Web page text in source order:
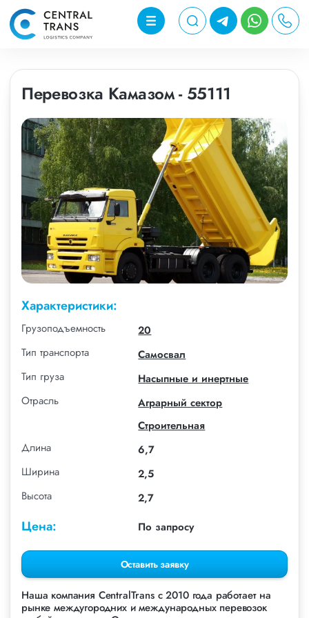
Перевозка Камазом - 55111
Характеристики:
Грузоподъемность
20
Тип транспорта
Самосвал
Тип груза
Насыпные и инертные
Отрасль
Аграрный сектор
Строительная
Длина
6,7
Ширина
2,5
Высота
2,7
Цена: По запросу
Оставить заявку
Наша компания СentralTrans с 2010 года работает на
рынке междугородних и международных перевозок